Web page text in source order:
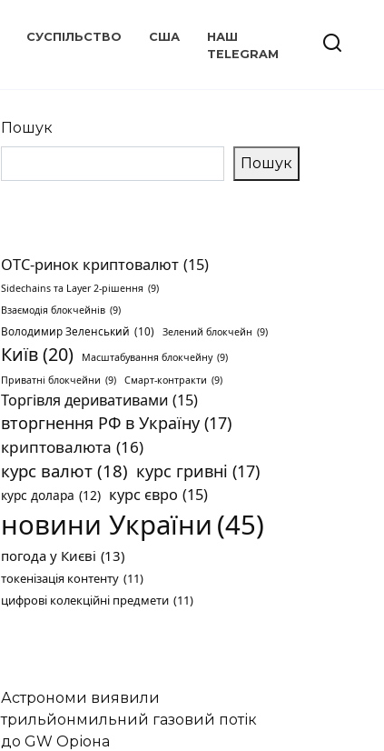
СУСПІЛЬСТВО США
НАШ
TELEGRAM
Пошук
Пошук
OTC-ринок криптовалют (15)
Sidechains та Layer 2-рішення (9)
Взаємодія блокчейнів (9)
Володимир Зеленський (10) Зелений блокчейн (9)
Київ(20) Масштабування блокчейну (9)
Приватні блокчейни (9) Смарт-контракти (9)
Торгівля деривативами (15)
вторгнення РФ в Україну (17)
криптовалюта (16)
курс валют (18) курс гривні (17)
курс долара (12) курс євро (15)
новини України (45)
погода у Києві (13)
токенізація контенту (11)
цифрові колекційні предмети (11)
Астрономи виявили
трильйонмильний газовий потік
до GW Оріона